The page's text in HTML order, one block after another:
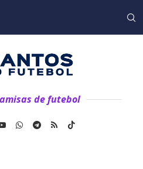
de futebol